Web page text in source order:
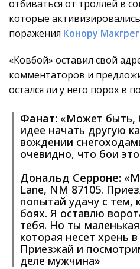
отбиваться от троллей в
которые
поражения Конору
«Ковбой» оставил свой
комментаторов и
остался ли у него порох в
Фанат: «Может быть,
идее начать другую
вождении
очевидно, что бои
Дональд Серроне:
Lane, NM 87105.
попытай удачу с тем,
боях. Я оставлю
тебя. Но ты
которая несет хрень
Приезжай и
деле мужчина»